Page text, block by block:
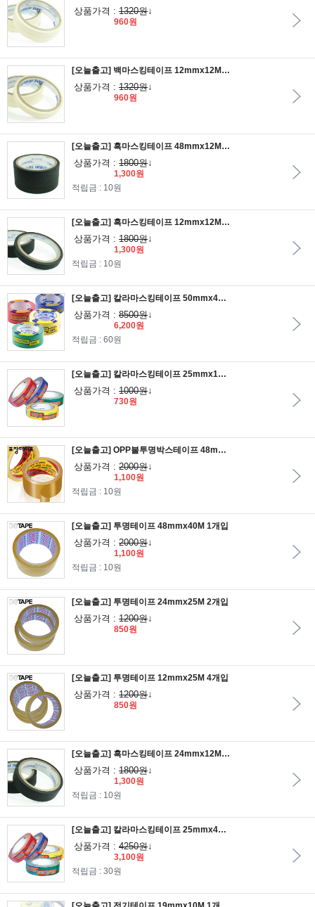
상품가격 : 1320원↓
960원
[오늘출고] 백마스킹테이프 12mmx12M 4개입
상품가격 : 1320원↓
960원
[오늘출고] 흑마스킹테이프 48mmx12M 1개입
상품가격 : 1800원↓
1,300원
적립금 : 10원
[오늘출고] 흑마스킹테이프 12mmx12M 4개입
상품가격 : 1800원↓
1,300원
적립금 : 10원
[오늘출고] 칼라마스킹테이프 50mmx40M 1개입
상품가격 : 8500원↓
6,200원
적립금 : 60원
[오늘출고] 칼라마스킹테이프 25mmx12M 1개입
상품가격 : 1000원↓
730원
[오늘출고] OPP불투명박스테이프 48mmx40M 1개입
상품가격 : 2000원↓
1,100원
적립금 : 10원
[오늘출고] 투명테이프 48mmx40M 1개입
상품가격 : 2000원↓
1,100원
적립금 : 10원
[오늘출고] 투명테이프 24mmx25M 2개입
상품가격 : 1200원↓
850원
[오늘출고] 투명테이프 12mmx25M 4개입
상품가격 : 1200원↓
850원
[오늘출고] 흑마스킹테이프 24mmx12M 2개입
상품가격 : 1800원↓
1,300원
적립금 : 10원
[오늘출고] 칼라마스킹테이프 25mmx40M 1개입
상품가격 : 4250원↓
3,100원
적립금 : 30원